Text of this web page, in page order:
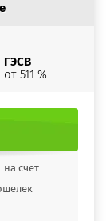
ГЭСВ
от 511 %
на счет